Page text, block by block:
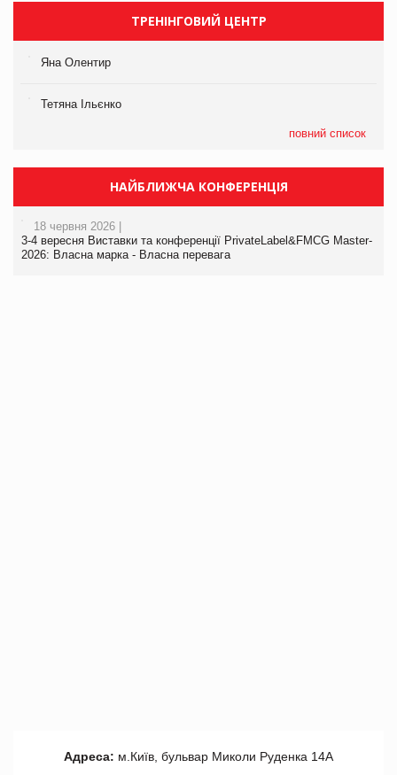
ТРЕНІНГОВИЙ ЦЕНТР
Яна Олентир
Тетяна Ільєнко
повний список
НАЙБЛИЖЧА КОНФЕРЕНЦІЯ
18 червня 2026 |
3-4 вересня Виставки та конференції PrivateLabel&FMCG Master-
2026: Власна марка - Власна перевага
Адреса: м.Київ, бульвар Миколи Руденка 14А